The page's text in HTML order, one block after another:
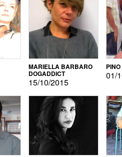
MARIELLA BARBARO
DOGADDICT
15/10/2015
01/